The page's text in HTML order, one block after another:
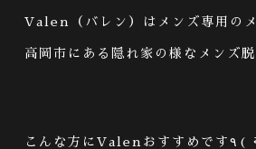
Valen （バレン）はメンズ専用の
高岡市にある隠れ家の様なメンズ脱
こんな方に Valen おすすめです ٩ (